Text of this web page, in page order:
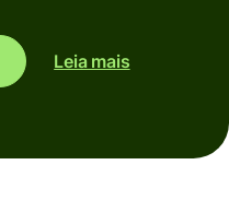
Leia mais